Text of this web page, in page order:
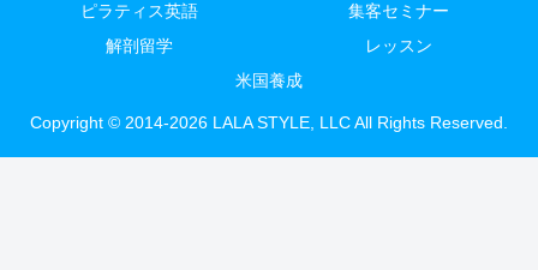
ピラティス英語
集客セミナー
解剖留学
レッスン
米国養成
Copyright © 2014-2026 LALA STYLE, LLC All Rights Reserved.